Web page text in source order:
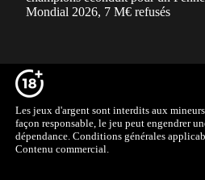
Mondial 2026, 7 M€ refusés
Les jeux d'argent sont interdits aux
façon responsable, le jeu peut engendrer
dépendance. Conditions générales
Contenu commercial.